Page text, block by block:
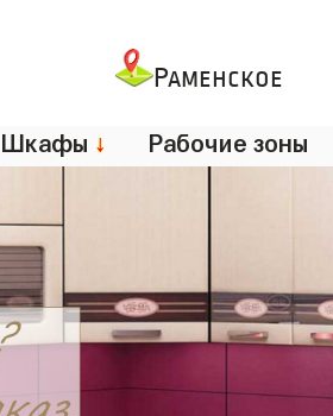
Раменское
Шкафы ↓ Рабочие зоны